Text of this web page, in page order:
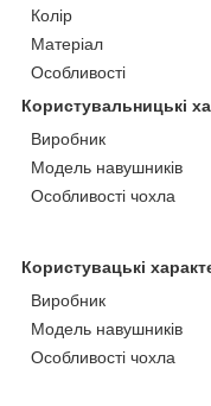
Колір
Матеріал
Особливості
Користувальницькі
Виробник
Модель навушників
Особливості чохла
Користувацькi
Виробник
Модель навушників
Особливості чохла